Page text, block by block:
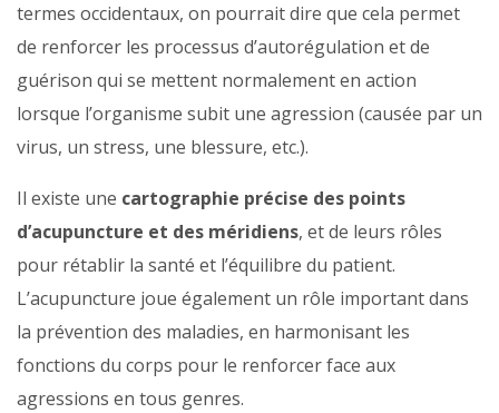
termes occidentaux, on pourrait dire que cela permet
de renforcer les processus d’autorégulation et de
guérison qui se mettent normalement en action
lorsque l’organisme subit une agression (causée par un
virus, un stress, une blessure, etc.).
Il existe une cartographie précise des points
d’acupuncture et des méridiens, et de leurs rôles
pour rétablir la santé et l’équilibre du patient.
L’acupuncture joue également un rôle important dans
la prévention des maladies, en harmonisant les
fonctions du corps pour le renforcer face aux
agressions en tous genres.